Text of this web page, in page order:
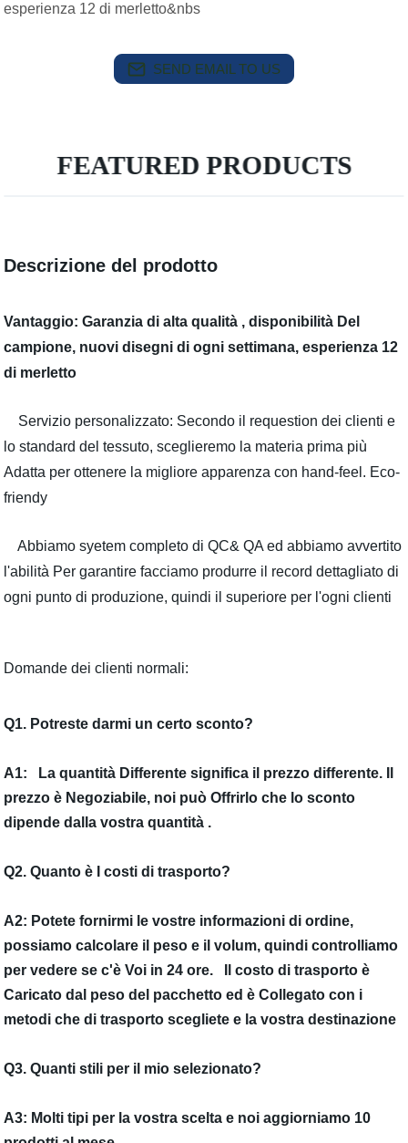
esperienza 12 di merletto&nbs
SEND EMAIL TO US
FEATURED PRODUCTS
Descrizione del prodotto
Vantaggio: Garanzia di alta qualità , disponibilità Del
campione, nuovi disegni di ogni settimana, esperienza 12
di merletto
Servizio personalizzato: Secondo il requestion dei clienti e
lo standard del tessuto, sceglieremo la materia prima più
Adatta per ottenere la migliore apparenza con hand-feel. Eco-
friendy
Abbiamo syetem completo di QC& QA ed abbiamo avvertito
l'abilità Per garantire facciamo produrre il record dettagliato di
ogni punto di produzione, quindi il superiore per l'ogni clienti
Domande dei clienti normali:
Q1. Potreste darmi un certo sconto?
A1: La quantità Differente significa il prezzo differente. Il
prezzo è Negoziabile, noi può Offrirlo che lo sconto
dipende dalla vostra quantità .
Q2. Quanto è I costi di trasporto?
A2: Potete fornirmi le vostre informazioni di ordine,
possiamo calcolare il peso e il volum, quindi controlliamo
per vedere se c'è Voi in 24 ore. Il costo di trasporto è
Caricato dal peso del pacchetto ed è Collegato con i
metodi che di trasporto scegliete e la vostra destinazione
Q3. Quanti stili per il mio selezionato?
A3: Molti tipi per la vostra scelta e noi aggiorniamo 10